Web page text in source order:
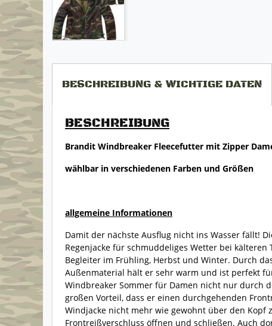
BESCHREIBUNG & WICHTIGE DATEN
BESCHREIBUNG
Brandit Windbreaker Fleecefutter mit Zipper
wählbar in verschiedenen Farben und Größen
allgemeine Informationen
Damit der nächste Ausflug nicht ins Wasser fällt!
Regenjacke für schmuddeliges Wetter bei
Begleiter im Frühling, Herbst und Winter. Durch
Außenmaterial hält er sehr warm und ist perfekt
Windbreaker Sommer für Damen nicht nur durch
großen Vorteil, dass er einen durchgehenden
Windjacke nicht mehr wie gewohnt über den Kopf
Frontreißverschluss öffnen und schließen. Auch